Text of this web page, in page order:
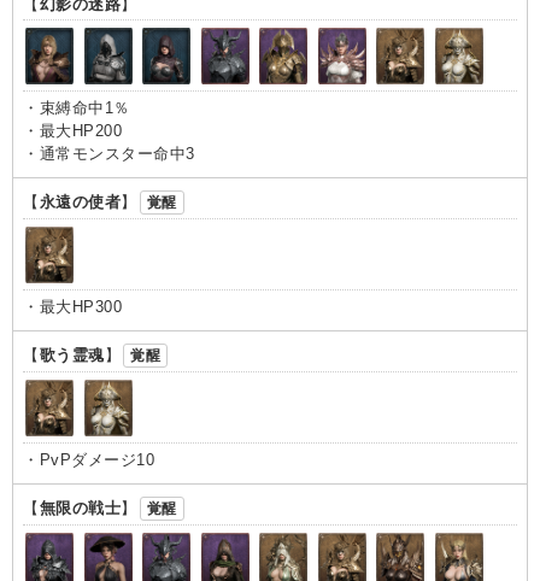
【 幻影の迷路】
・束縛命中1％
・最大HP200
・通常モンスター命中3
【 永遠の使者】 覚醒
・最大HP300
【 歌う霊魂】 覚醒
・PvPダメージ10
【 無限の戦士】 覚醒